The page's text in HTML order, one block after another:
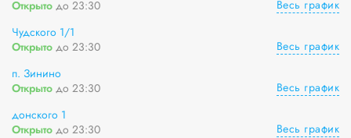
Открыто до 23:30
Весь график
Чудского 1/1
Открыто до 23:30
Весь график
п. Зинино
Открыто до 23:30
Весь график
донского 1
Открыто до 23:30
Весь график